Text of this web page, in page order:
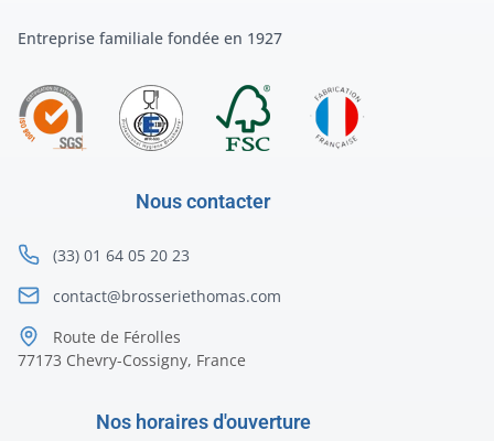
Entreprise familiale fondée en 1927
Nous contacter
(33) 01 64 05 20 23
contact@brosseriethomas.com
Route de Férolles
77173 Chevry-Cossigny, France
Nos horaires d'ouverture